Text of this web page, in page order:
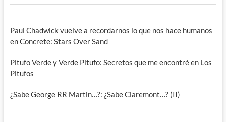
Paul Chadwick vuelve a recordarnos lo que nos hace humanos
en Concrete: Stars Over Sand
Pitufo Verde y Verde Pitufo: Secretos que me encontré en Los
Pitufos
¿Sabe George RR Martin…?: ¿Sabe Claremont…? (II)